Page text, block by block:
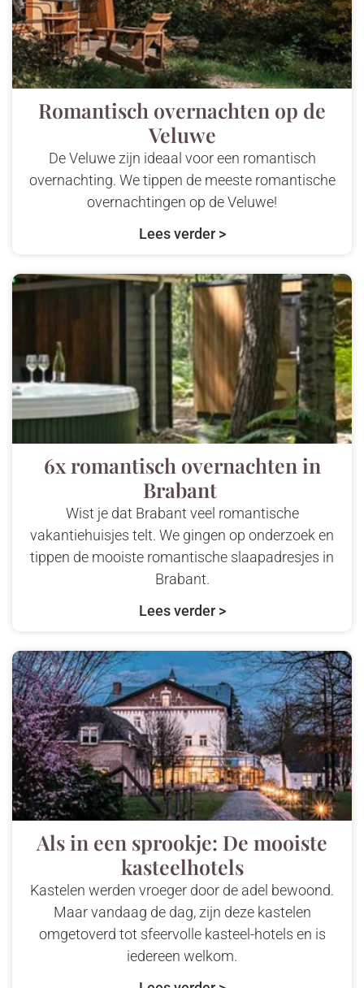
Romantisch overnachten op de
Veluwe
De Veluwe zijn ideaal voor een romantisch
overnachting. We tippen de meeste romantische
overnachtingen op de Veluwe!
Lees verder >
6x romantisch overnachten in
Brabant
Wist je dat Brabant veel romantische
vakantiehuisjes telt. We gingen op onderzoek en
tippen de mooiste romantische slaapadresjes in
Brabant.
Lees verder >
Als in een sprookje: De mooiste
kasteelhotels
Kastelen werden vroeger door de adel bewoond.
Maar vandaag de dag, zijn deze kastelen
omgetoverd tot sfeervolle kasteel-hotels en is
iedereen welkom.